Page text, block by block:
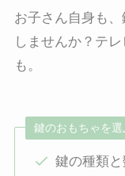
お子さん自身も
しませんか？テ
も。
鍵のおもちゃを選
鍵の種類